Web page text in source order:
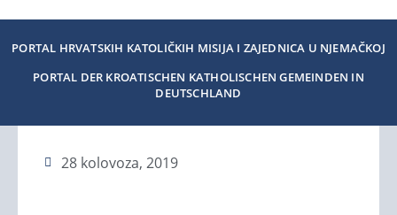
PORTAL HRVATSKIH KATOLIČKIH MISIJA I ZAJEDNICA U NJEMAČKOJ
PORTAL DER KROATISCHEN KATHOLISCHEN GEMEINDEN IN
DEUTSCHLAND
28 kolovoza, 2019